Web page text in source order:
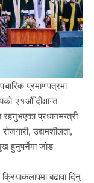
प्रमाणपत्रमा
२१औँ दीक्षान्त
रहनुभएका प्रधानमन्त्री
उद्यमशीलता,
हुनुपर्नेमा जोड
बढावा दिनु